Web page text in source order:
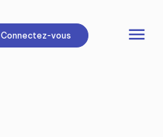
Connectez-vous menu